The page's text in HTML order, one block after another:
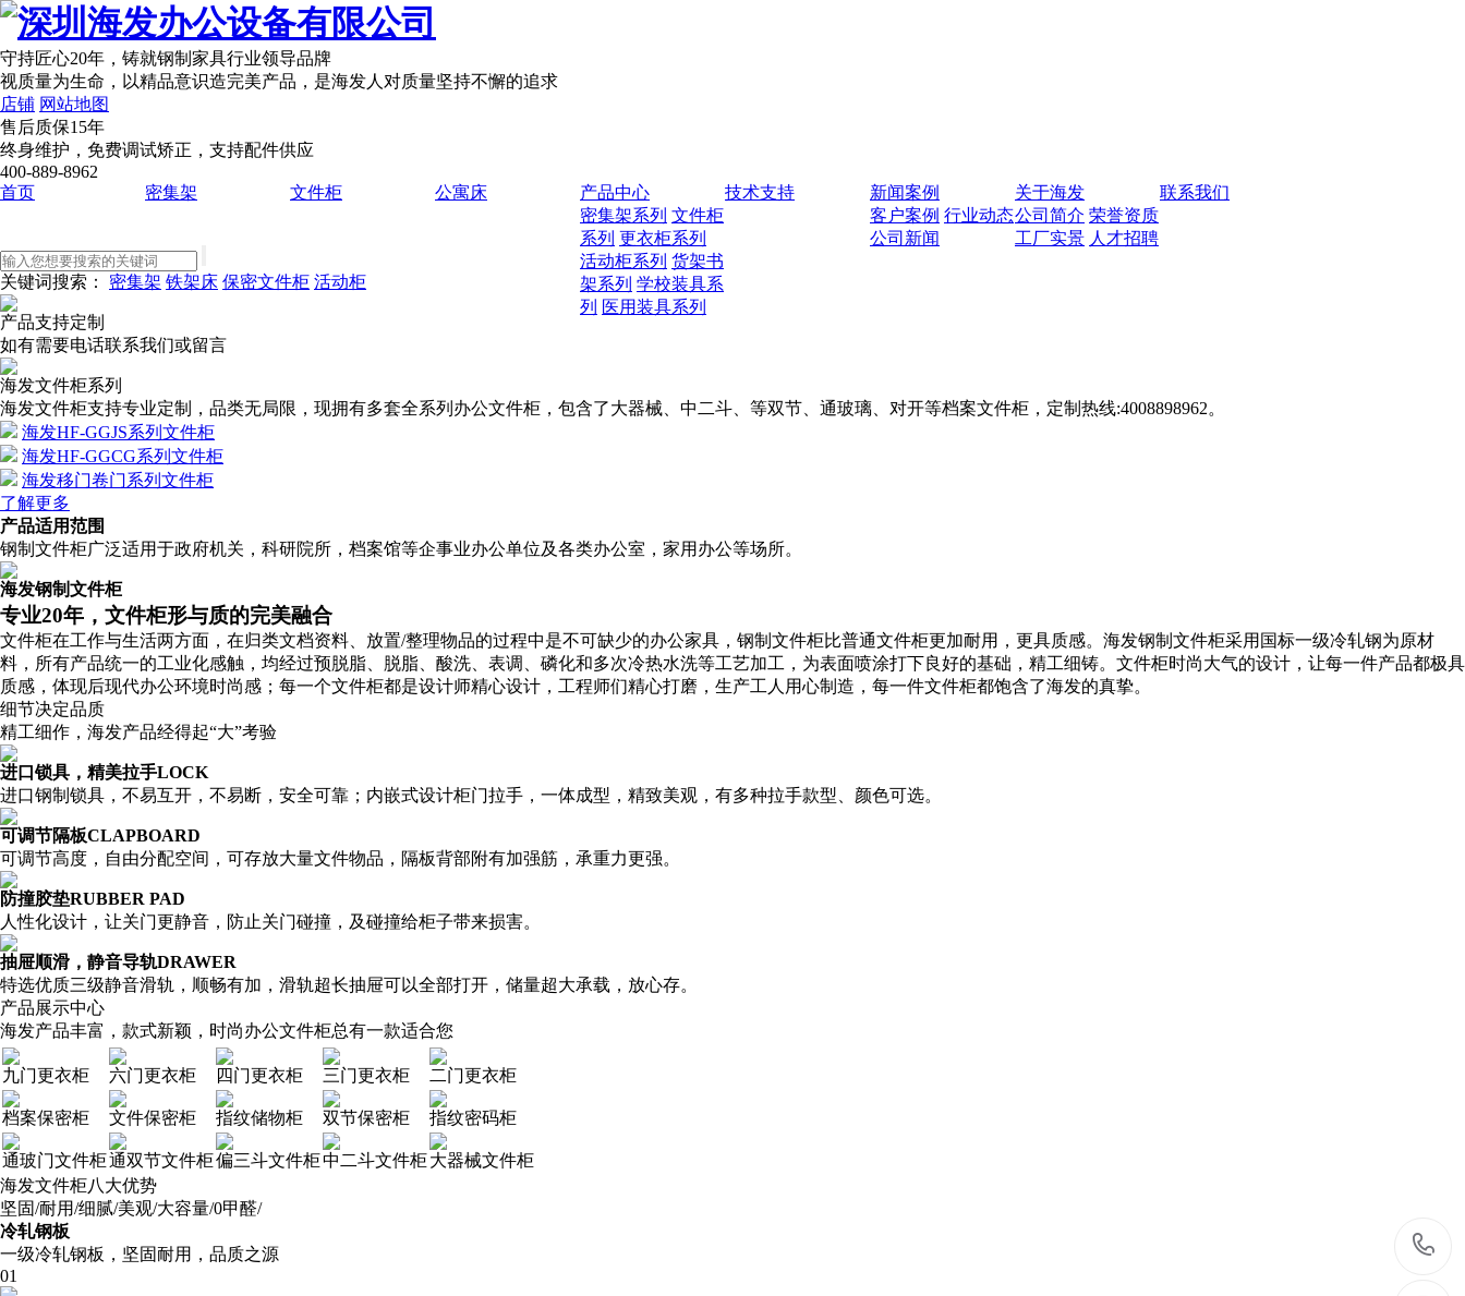
守持匠心20年 ，铸就钢制家具行业领导品牌
视质量为生命，以精品意识造完美产品，是海发人对质量坚持不懈的追求
店铺 网站地图
售后质保15年
终身维护，免费调试矫正，支持配件供应
400-889-8962
首页
密集架 文件柜 公寓床
产品中心
密集架系列 文件柜
系列 更衣柜系列
活动柜系列 货架书
架系列 学校装具系
列 医用装具系列
技术支持
新闻案例
客户案例 行业动态
公司新闻
关于海发
公司简介 荣誉资质
工厂实景 人才招聘
联系我们
关键词搜索： 密集架 铁架床 保密文件柜 活动柜
产品支持定制
如有需要电话联系我们或留言
海发文件柜系列
海发文件柜支持专业定制，品类无局限，现拥有多套全系列办公文件柜，包含了大器械、中二斗、等双节、通玻璃、对开等档案文件柜，定制热线:4008898962。
海发HF-GGJS系列文件柜
海发HF-GGCG系列文件柜
海发移门卷门系列文件柜
了解更多
产品适用范围
钢制文件柜广泛适用于政府机关，科研院所，档案馆等企事业办公单位及各类办公室，家用办公等场所。
海发钢制文件柜
专业20年，文件柜形与质的完美融合
文件柜在工作与生活两方面，在归类文档资料、放置/整理物品的过程中是不可缺少的办公家具，钢制文件柜比普通文件柜更加耐用，更具质感。海发钢制文件柜采用国标一级冷轧钢为原材
料，所有产品统一的工业化感触，均经过预脱脂、脱脂、酸洗、表调、磷化和多次冷热水洗等工艺加工，为表面喷涂打下良好的基础，精工细铸。文件柜时尚大气的设计，让每一件产品都极具
质感，体现后现代办公环境时尚感；每一个文件柜都是设计师精心设计，工程师们精心打磨，生产工人用心制造，每一件文件柜都饱含了海发的真挚。
细节决定品质
精工细作，海发产品经得起“大”考验
进口锁具，精美拉手LOCK
进口钢制锁具，不易互开，不易断，安全可靠；内嵌式设计柜门拉手，一体成型，精致美观，有多种拉手款型、颜色可选。
可调节隔板CLAPBOARD
可调节高度，自由分配空间，可存放大量文件物品，隔板背部附有加强筋，承重力更强。
防撞胶垫RUBBER PAD
人性化设计，让关门更静音，防止关门碰撞，及碰撞给柜子带来损害。
抽屉顺滑，静音导轨DRAWER
特选优质三级静音滑轨，顺畅有加，滑轨超长抽屉可以全部打开，储量超大承载，放心存。
产品展示中心
海发产品丰富，款式新颖，时尚办公文件柜总有一款适合您
九门更衣柜 六门更衣柜 四门更衣柜 三门更衣柜 二门更衣柜
档案保密柜 文件保密柜 指纹储物柜 双节保密柜 指纹密码柜
通玻门文件柜通双节文件柜偏三斗文件柜中二斗文件柜大器械文件柜
海发文件柜八大优势
坚固/耐用/细腻/美观/大容量/0甲醛/
冷轧钢板
一级冷轧钢板，坚固耐用，品质之源
01